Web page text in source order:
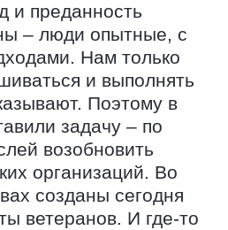
и преданность
– люди опытные, с
Нам только
и выполнять
Поэтому в
задачу – по
возобновить
организаций. Во
созданы сегодня
ветеранов. И где-то